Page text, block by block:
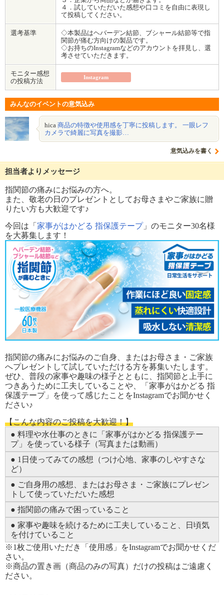
４．試していただいた感想や口コミを自由に表現し
て投稿してください。
選考基準
◇本製品はヘバーデン結節、ブシャール結節等で指
関節が痛む方向けの製品です。
◇お持ちのInstagramなどのアカウントを拝見し、選
考させていただきます。
モニター感想
の投稿方法
Instagram
みんなのイベントの意気込み
hica 商品の特徴や使用感を丁寧に投稿します。 一眼レフ
カメラで綺麗に写真を撮影…
意気込みを書く
担当者よりメッセージ
指関節の痛みにお悩みの方へ。
また、敬老の日のプレゼントとしてお母さまやご家族に贈
りたい方も大歓迎です♪
今回は「 家事がはかどる 指保護テープ」のモニター30名様
を大募集します！
指関節の痛みにお悩みのご自身、またはお母さま・ご家族
へプレゼントして試していただける方を募集いたします。
ぜひ、普段の家事や趣味の様子とともに、指関節と上手に
つきあうために工夫していることや、「家事がはかどる 指
保護テープ」を使って感じたことをInstagramでお聞かせく
ださい♪
【こんな内容のご投稿を大歓迎！】
● 料理や水仕事のときに「家事がはかどる 指保護テー
プ」を使っている様子（写真または動画）
● 1日使ってみての感想（つけ心地、家事のしやすさな
ど）
● ご自身用の感想、またはお母さま・ご家族にプレゼン
トして使っていただいた感想
● 指関節の痛みで困っていること
● 家事や趣味を続けるために工夫していること、日頃気
を付けていること
※1枚ご使用いただき「使用感」をInstagramでお聞かせくだ
さい。
※商品の置き画（商品のみの写真）だけの投稿はご遠慮く
ださい。